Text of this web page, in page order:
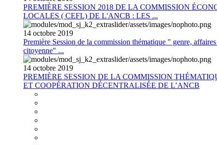
PREMIÈRE SESSION 2018 DE LA COMMISSION
LOCALES ( CEFL) DE L'ANCB : LES ...
14 octobre 2019
Première Session de la commission thématique " genre,
citoyenne" ...
14 octobre 2019
PREMIÈRE SESSION DE LA COMMISSION
ET COOPÉRATION DÉCENTRALISÉE DE L’ANCB